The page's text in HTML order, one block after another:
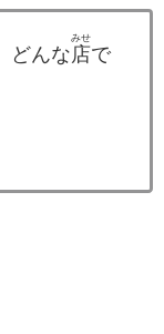
どんな店
みせ
で